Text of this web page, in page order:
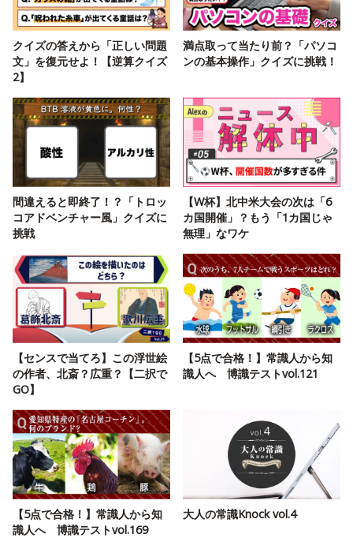
クイズの答えから「正しい問題
文」を復元せよ！【逆算クイズ
2】
満点取って当たり前？「パソコ
ンの基本操作」クイズに挑戦！
間違えると即終了！？「トロッ
コアドベンチャー風」クイズに
挑戦
【W杯】北中米大会の次は「6
カ国開催」？もう「1カ国じゃ
無理」なワケ
【センスで当てろ】この浮世絵
の作者、北斎？広重？【二択で
GO】
【5点で合格！】常識人から知
識人へ 博識テストvol.121
【5点で合格！】常識人から知
識人へ 博識テストvol.169
大人の常識Knock vol.4